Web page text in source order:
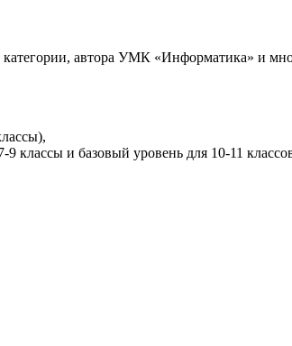
автора УМК «Информатика» и
классы и базовый уровень для 10-11